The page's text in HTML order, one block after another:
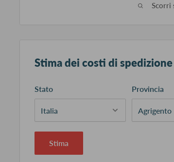
Scorri
Stima dei costi di spedizione
Stato Provincia
Stima